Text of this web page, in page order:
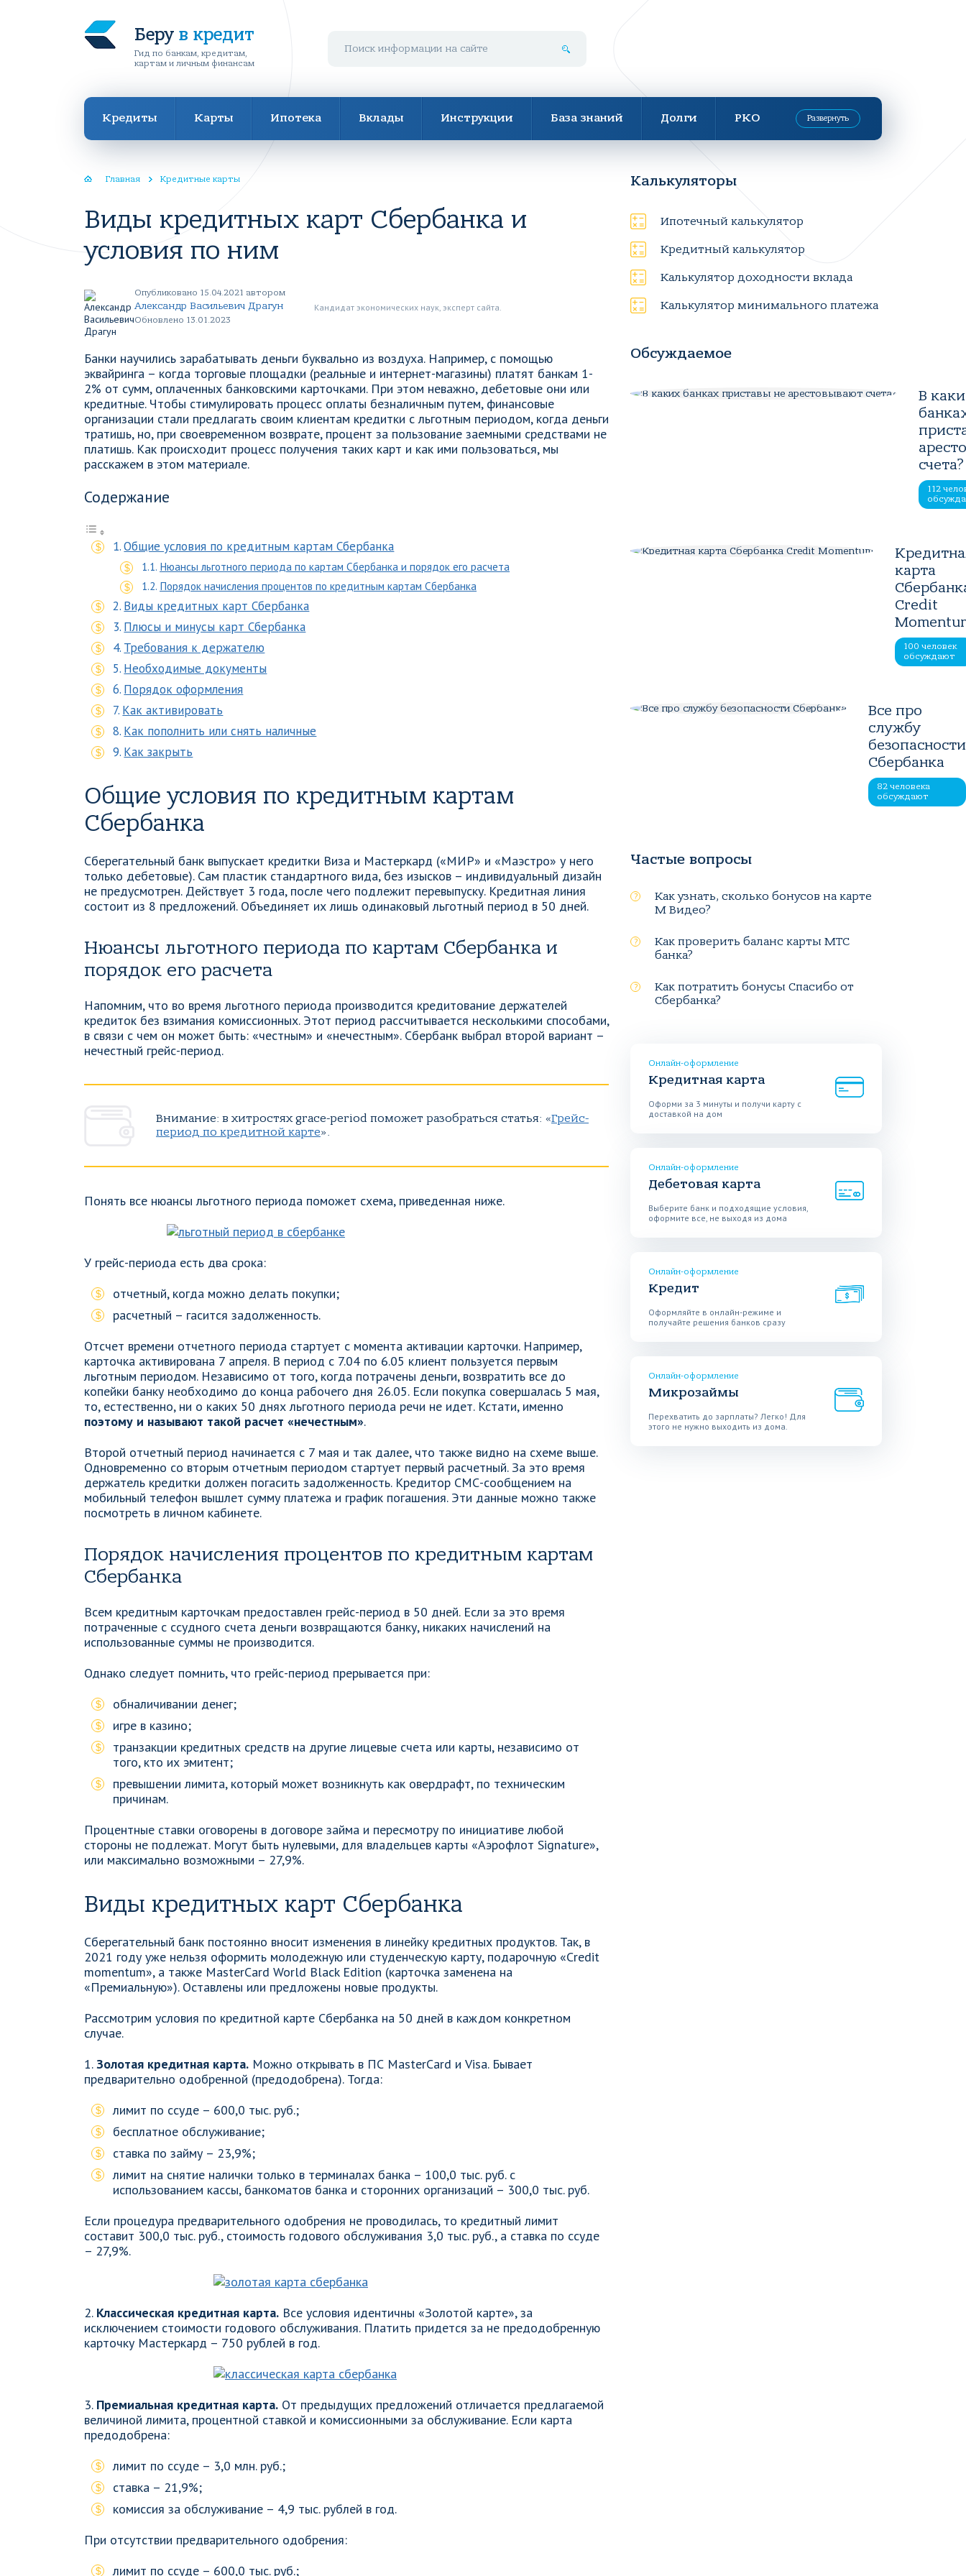
Беру в кредит
Гид по банкам, кредитам,
картам и личным финансам
Кредиты Карты Ипотека Вклады Инструкции База знаний Долги РКО Развернуть
Главная Кредитные карты
Виды кредитных карт Сбербанка и
условия по ним
Опубликовано 15.04.2021 автором
Александр Васильевич Драгун
Обновлено 13.01.2023
Кандидат экономических наук, эксперт сайта.
Банки научились зарабатывать деньги буквально из воздуха. Например, с помощью
эквайринга – когда торговые площадки (реальные и интернет-магазины) платят банкам 1-
2% от сумм, оплаченных банковскими карточками. При этом неважно, дебетовые они или
кредитные. Чтобы стимулировать процесс оплаты безналичным путем, финансовые
организации стали предлагать своим клиентам кредитки с льготным периодом, когда деньги
тратишь, но, при своевременном возврате, процент за пользование заемными средствами не
платишь. Как происходит процесс получения таких карт и как ими пользоваться, мы
расскажем в этом материале.
Содержание
Общие условия по кредитным картам Сбербанка
Нюансы льготного периода по картам Сбербанка и порядок его расчета
Порядок начисления процентов по кредитным картам Сбербанка
Виды кредитных карт Сбербанка
Плюсы и минусы карт Сбербанка
Требования к держателю
Необходимые документы
Порядок оформления
Как активировать
Как пополнить или снять наличные
Как закрыть
Общие условия по кредитным картам
Сбербанка
Сберегательный банк выпускает кредитки Виза и Мастеркард («МИР» и «Маэстро» у него
только дебетовые). Сам пластик стандартного вида, без изысков – индивидуальный дизайн
не предусмотрен. Действует 3 года, после чего подлежит перевыпуску. Кредитная линия
состоит из 8 предложений. Объединяет их лишь одинаковый льготный период в 50 дней.
Нюансы льготного периода по картам Сбербанка и
порядок его расчета
Напомним, что во время льготного периода производится кредитование держателей
кредиток без взимания комиссионных. Этот период рассчитывается несколькими способами,
в связи с чем он может быть: «честным» и «нечестным». Сбербанк выбрал второй вариант –
нечестный грейс-период.
Внимание: в хитростях grace-period поможет разобраться статья: «Грейс-
период по кредитной карте».
Понять все нюансы льготного периода поможет схема, приведенная ниже.
У грейс-периода есть два срока:
отчетный, когда можно делать покупки;
расчетный – гасится задолженность.
Отсчет времени отчетного периода стартует с момента активации карточки. Например,
карточка активирована 7 апреля. В период с 7.04 по 6.05 клиент пользуется первым
льготным периодом. Независимо от того, когда потрачены деньги, возвратить все до
копейки банку необходимо до конца рабочего дня 26.05. Если покупка совершалась 5 мая,
то, естественно, ни о каких 50 днях льготного периода речи не идет. Кстати, именно
поэтому и называют такой расчет «нечестным».
Второй отчетный период начинается с 7 мая и так далее, что также видно на схеме выше.
Одновременно со вторым отчетным периодом стартует первый расчетный. За это время
держатель кредитки должен погасить задолженность. Кредитор СМС-сообщением на
мобильный телефон вышлет сумму платежа и график погашения. Эти данные можно также
посмотреть в личном кабинете.
Порядок начисления процентов по кредитным картам
Сбербанка
Всем кредитным карточкам предоставлен грейс-период в 50 дней. Если за это время
потраченные с ссудного счета деньги возвращаются банку, никаких начислений на
использованные суммы не производится.
Однако следует помнить, что грейс-период прерывается при:
обналичивании денег;
игре в казино;
транзакции кредитных средств на другие лицевые счета или карты, независимо от
того, кто их эмитент;
превышении лимита, который может возникнуть как овердрафт, по техническим
причинам.
Процентные ставки оговорены в договоре займа и пересмотру по инициативе любой
стороны не подлежат. Могут быть нулевыми, для владельцев карты «Аэрофлот Signature»,
или максимально возможными – 27,9%.
Виды кредитных карт Сбербанка
Сберегательный банк постоянно вносит изменения в линейку кредитных продуктов. Так, в
2021 году уже нельзя оформить молодежную или студенческую карту, подарочную «Credit
momentum», а также MasterCard World Black Edition (карточка заменена на
«Премиальную»). Оставлены или предложены новые продукты.
Рассмотрим условия по кредитной карте Сбербанка на 50 дней в каждом конкретном
случае.
1.Золотая кредитная карта. Можно открывать в ПС MasterCard и Visa. Бывает
предварительно одобренной (предодобрена). Тогда:
лимит по ссуде – 600,0 тыс. руб.;
бесплатное обслуживание;
ставка по займу – 23,9%;
лимит на снятие налички только в терминалах банка – 100,0 тыс. руб. с
использованием кассы, банкоматов банка и сторонних организаций – 300,0 тыс. руб.
Если процедура предварительного одобрения не проводилась, то кредитный лимит
составит 300,0 тыс. руб., стоимость годового обслуживания 3,0 тыс. руб., а ставка по ссуде
– 27,9%.
2. Классическая кредитная карта. Все условия идентичны «Золотой карте», за
исключением стоимости годового обслуживания. Платить придется за не предодобренную
карточку Мастеркард – 750 рублей в год.
3. Премиальная кредитная карта. От предыдущих предложений отличается предлагаемой
величиной лимита, процентной ставкой и комиссионными за обслуживание. Если карта
предодобрена:
лимит по ссуде – 3,0 млн. руб.;
ставка – 21,9%;
комиссия за обслуживание – 4,9 тыс. рублей в год.
При отсутствии предварительного одобрения:
лимит по ссуде – 600,0 тыс. руб.;
Калькуляторы
Ипотечный калькулятор
Кредитный калькулятор
Калькулятор доходности вклада
Калькулятор минимального платежа
Обсуждаемое
В
счета?
112
карта
Credit
100 человек
обсуждают
Все про
службу
безопасности
Сбербанка
82 человека
обсуждают
Частые вопросы
Как узнать, сколько бонусов на карте
М Видео?
Как проверить баланс карты МТС
банка?
Как потратить бонусы Спасибо от
Сбербанка?
Онлайн-оформление
Кредитная карта
Оформи за 3 минуты и получи карту с
доставкой на дом
Онлайн-оформление
Дебетовая карта
Выберите банк и подходящие условия,
оформите все, не выходя из дома
Онлайн-оформление
Кредит
Оформляйте в онлайн-режиме и
получайте решения банков сразу
Онлайн-оформление
Микрозаймы
Перехватить до зарплаты? Легко! Для
этого не нужно выходить из дома.